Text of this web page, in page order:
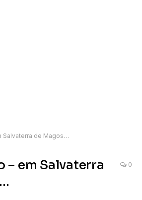
Salvaterra de Magos…
– em Salvaterra
0